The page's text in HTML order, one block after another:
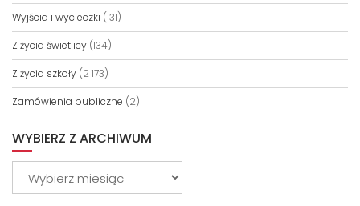
Wyjścia i wycieczki (131)
Z życia świetlicy (134)
Z życia szkoły (2 173)
Zamówienia publiczne (2)
WYBIERZ Z ARCHIWUM